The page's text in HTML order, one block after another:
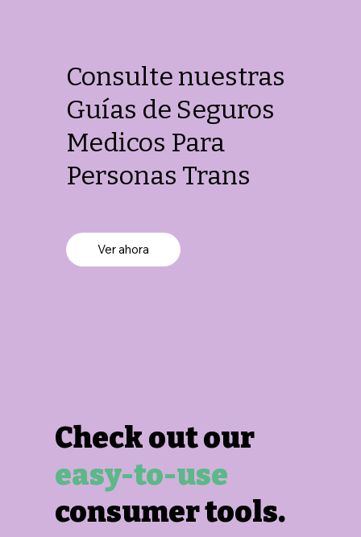
Consulte nuestras
Guías de Seguros
Medicos Para
Personas Trans
Ver ahora
Check out our
easy-to-use
consumer tools.